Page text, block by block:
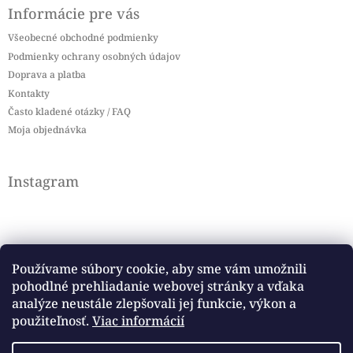
Používame súbory cookie, aby sme vám umožnili
pohodlné prehliadanie webovej stránky a vďaka
analýze neustále zlepšovali jej funkcie, výkon a
použiteľnosť. Viac informácií
Informácie pre vás
Všeobecné obchodné podmienky
Podmienky ochrany osobných údajov
Doprava a platba
Kontakty
Často kladené otázky / FAQ
Moja objednávka
Instagram
Sledovať na Instagrame
Facebook